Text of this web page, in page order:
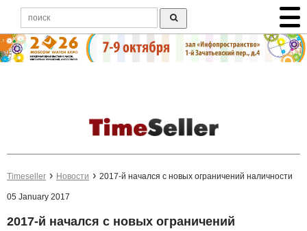
Timeseller Новости 2017-й начался с новых ограничений наличности
05 January 2017
2017-й начался с новых ограничений